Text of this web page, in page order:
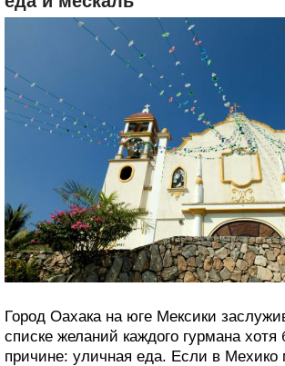
Город Оахака на юге Мексики
списке желаний каждого гурмана
причине: уличная еда. Если в Мехико